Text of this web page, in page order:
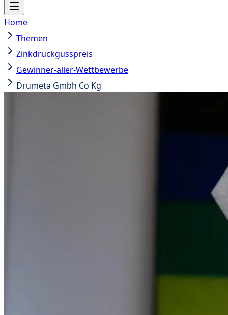
Home
Themen
Zinkdruckgusspreis
Gewinner-aller-Wettbewerbe
Drumeta Gmbh Co Kg